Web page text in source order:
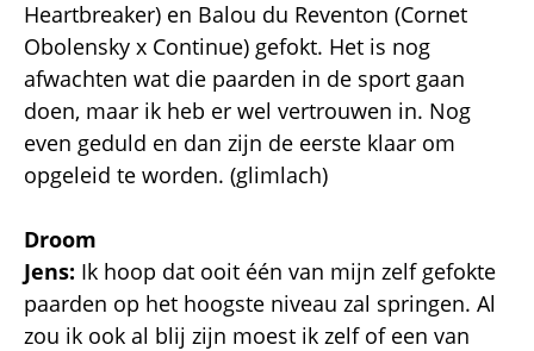
Heartbreaker) en Balou du Reventon (Cornet
Obolensky x Continue) gefokt. Het is nog
afwachten wat die paarden in de sport gaan
doen, maar ik heb er wel vertrouwen in. Nog
even geduld en dan zijn de eerste klaar om
opgeleid te worden. (glimlach)
Droom
Jens: Ik hoop dat ooit één van mijn zelf gefokte
paarden op het hoogste niveau zal springen. Al
zou ik ook al blij zijn moest ik zelf of een van